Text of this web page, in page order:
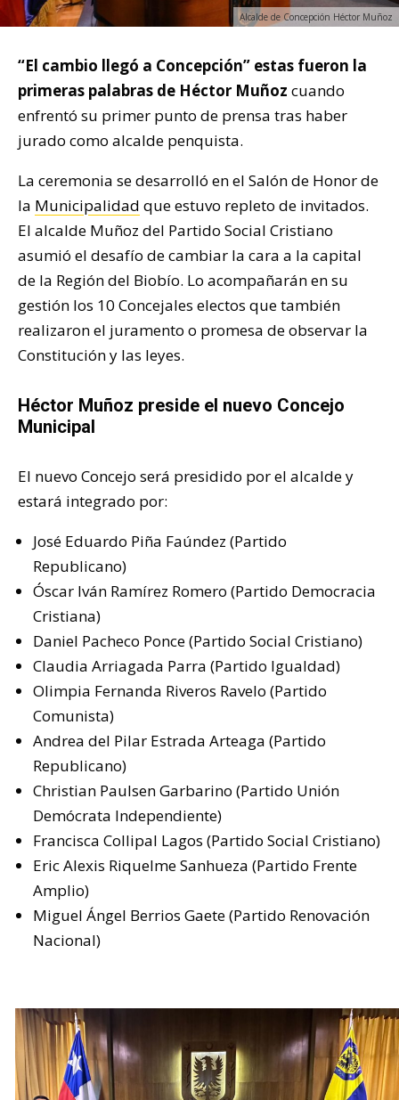
Alcalde de Concepción Héctor Muñoz
“El cambio llegó a Concepción” estas fueron la
primeras palabras de Héctor Muñoz cuando
enfrentó su primer punto de prensa tras haber
jurado como alcalde penquista.
La ceremonia se desarrolló en el Salón de Honor de
la Municipalidad que estuvo repleto de invitados.
El alcalde Muñoz del Partido Social Cristiano
asumió el desafío de cambiar la cara a la capital
de la Región del Biobío. Lo acompañarán en su
gestión los 10 Concejales electos que también
realizaron el juramento o promesa de observar la
Constitución y las leyes.
Héctor Muñoz preside el nuevo Concejo
Municipal
El nuevo Concejo será presidido por el alcalde y
estará integrado por:
José Eduardo Piña Faúndez (Partido
Republicano)
Óscar Iván Ramírez Romero (Partido Democracia
Cristiana)
Daniel Pacheco Ponce (Partido Social Cristiano)
Claudia Arriagada Parra (Partido Igualdad)
Olimpia Fernanda Riveros Ravelo (Partido
Comunista)
Andrea del Pilar Estrada Arteaga (Partido
Republicano)
Christian Paulsen Garbarino (Partido Unión
Demócrata Independiente)
Francisca Collipal Lagos (Partido Social Cristiano)
Eric Alexis Riquelme Sanhueza (Partido Frente
Amplio)
Miguel Ángel Berrios Gaete (Partido Renovación
Nacional)